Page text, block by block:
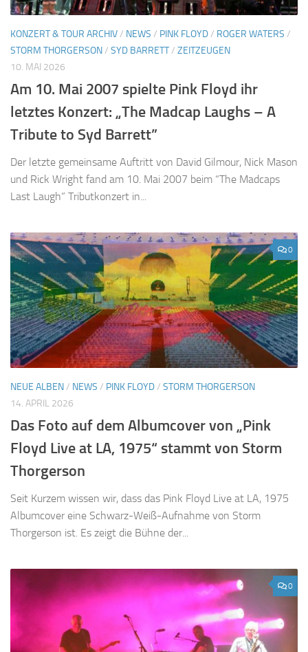
KONZERT & TOUR ARCHIV/ NEWS / PINK FLOYD/ ROGER WATERS /
STORM THORGERSON/ SYD BARRETT/ ZEITZEUGEN
10. MAI 2026
Am 10. Mai 2007 spielte Pink Floyd ihr
letztes Konzert: „The Madcap Laughs – A
Tribute to Syd Barrett”
Der letzte gemeinsame Auftritt von David Gilmour, Nick Mason
und Rick Wright fand am 10. Mai 2007 beim “The Madcaps
Last Laugh” Tributkonzert in...
0
NEUE ALBEN/ NEWS / PINK FLOYD/ STORM THORGERSON
14. APRIL 2026
Das Foto auf dem Albumcover von „Pink
Floyd Live at LA, 1975“ stammt von Storm
Thorgerson
Seit Kurzem wissen wir, dass das Pink Floyd Live at LA, 1975
Albumcover eine Schwarz-Weiß-Aufnahme von Storm
Thorgerson ist. Es zeigt die Bühne der...
0